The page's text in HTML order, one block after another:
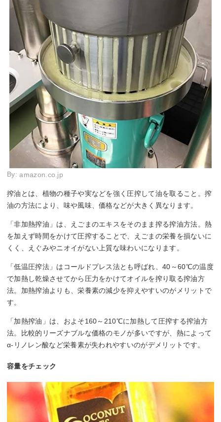
By:amazon.co.jp
搾油とは、植物の種子や実などを強く圧搾して油を取ること。搾
油の方法により、味や風味、価格などが大きく異なります。
「非加熱搾油」は、えごまのエキスをそのまま搾る搾油方法。熱
を加えず時間をかけて圧搾することで、えごまの栄養を損ないに
くく、えぐみやニオイがない上質な味わいになります。
「低温圧搾法」はコールドプレス法とも呼ばれ、40～60℃の温度
で加熱し乾燥させてから圧力をかけてオイルを搾り取る搾油方
法。加熱搾油よりも、栄養素の減少を抑えやすいのがメリットで
す。
「加熱搾油」は、およそ160～210℃に加熱して圧搾する搾油方
法。比較的リーズナブルな価格のモノが多いですが、熱によって
α-リノレン酸など栄養素が失われやすいのがデメリットです。
容量をチェック